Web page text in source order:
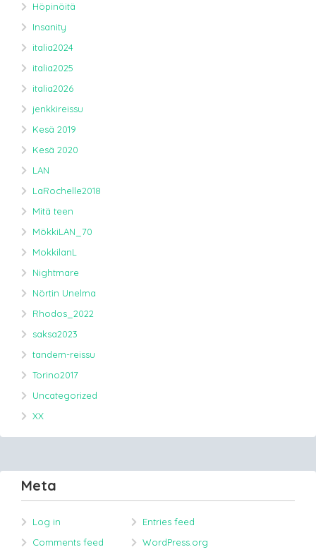
Höpinöitä
Insanity
italia2024
italia2025
italia2026
jenkkireissu
Kesä 2019
Kesä 2020
LAN
LaRochelle2018
Mitä teen
MökkiLAN_70
MokkilanL
Nightmare
Nörtin Unelma
Rhodos_2022
saksa2023
tandem-reissu
Torino2017
Uncategorized
XX
Meta
Log in
Entries feed
Comments feed
WordPress.org